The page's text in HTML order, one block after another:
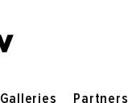
Galleries Partners